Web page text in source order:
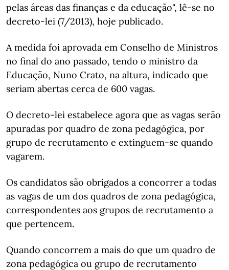
pelas áreas das finanças e da educação", lê-se no
decreto-lei (7/2013), hoje publicado.
A medida foi aprovada em Conselho de Ministros
no final do ano passado, tendo o ministro da
Educação, Nuno Crato, na altura, indicado que
seriam abertas cerca de 600 vagas.
O decreto-lei estabelece agora que as vagas serão
apuradas por quadro de zona pedagógica, por
grupo de recrutamento e extinguem-se quando
vagarem.
Os candidatos são obrigados a concorrer a todas
as vagas de um dos quadros de zona pedagógica,
correspondentes aos grupos de recrutamento a
que pertencem.
Quando concorrem a mais do que um quadro de
zona pedagógica ou grupo de recrutamento